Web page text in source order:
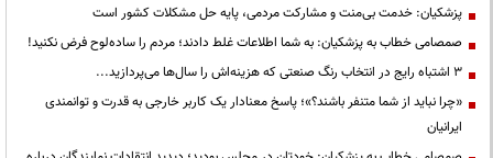
پزشکیان: خدمت بی‌منت و مشارکت مردمی، پایه حل مشکلات کشور است
صمصامی خطاب به پزشکیان: به شما اطلاعات غلط دادند؛ مردم را ساده‌لوح فرض نکنید!
3 اشتباه رایج در انتخاب رنگ صنعتی که هزینه‌اش را سال‌ها می‌پردازید...
«چرا نباید از شما متنفر باشند؟»؛ پاسخ معنادار یک کاربر خارجی به قدرت و توانمندی
ایرانیان